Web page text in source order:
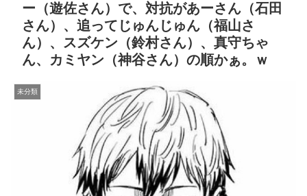
ー（遊佐さん）で、対抗があーさん（石田
さん）、追ってじゅんじゅん（福山さ
ん）、スズケン（鈴村さん）、真守ちゃ
ん、カミヤン（神谷さん）の順かぁ。ｗ
未分類